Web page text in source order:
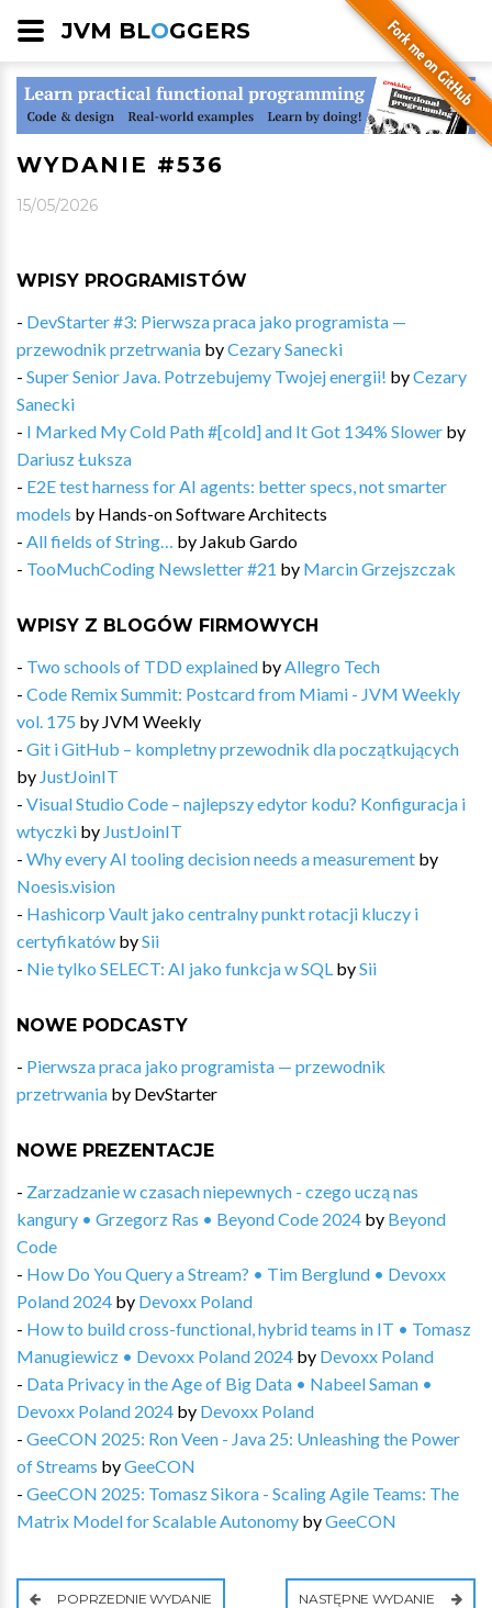
JVM BLOGGERS
WYDANIE #536
15/05/2026
WPISY PROGRAMISTÓW
- DevStarter #3: Pierwsza praca jako programista —
przewodnik przetrwania byCezary Sanecki
- Super Senior Java. Potrzebujemy Twojej energii! byCezary
Sanecki
- I Marked My Cold Path #[cold] and It Got 134% Slower by
Dariusz Łuksza
- E2E test harness for AI agents: better specs, not smarter
models by Hands-on Software Architects
- All fields of String… by Jakub Gardo
- TooMuchCoding Newsletter #21 by Marcin Grzejszczak
WPISY Z BLOGÓW FIRMOWYCH
- Two schools of TDD explained by Allegro Tech
- Code Remix Summit: Postcard from Miami - JVM Weekly
vol. 175 by JVM Weekly
- Git i GitHub – kompletny przewodnik dla początkujących
by JustJoinIT
- Visual Studio Code – najlepszy edytor kodu? Konfiguracja i
wtyczki by JustJoinIT
- Why every AI tooling decision needs a measurement by
Noesis.vision
- Hashicorp Vault jako centralny punkt rotacji kluczy i
certyfikatów bySii
- Nie tylko SELECT: AI jako funkcja w SQL bySii
NOWE PODCASTY
- Pierwsza praca jako programista — przewodnik
przetrwania by DevStarter
NOWE PREZENTACJE
- Zarzadzanie w czasach niepewnych - czego uczą nas
kangury • Grzegorz Ras • Beyond Code 2024 by Beyond
Code
- How Do You Query a Stream? • Tim Berglund • Devoxx
Poland 2024 by Devoxx Poland
- How to build cross-functional, hybrid teams in IT • Tomasz
Manugiewicz • Devoxx Poland 2024 by Devoxx Poland
- Data Privacy in the Age of Big Data • Nabeel Saman •
Devoxx Poland 2024 by Devoxx Poland
- GeeCON 2025: Ron Veen - Java 25: Unleashing the Power
of Streams byGeeCON
- GeeCON 2025: Tomasz Sikora - Scaling Agile Teams: The
Matrix Model for Scalable Autonomy byGeeCON
POPRZEDNIE WYDANIE NASTĘPNE WYDANIE